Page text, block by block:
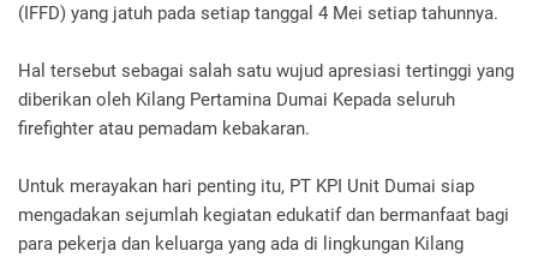
(IFFD) yang jatuh pada setiap tanggal 4 Mei setiap tahunnya.
Hal tersebut sebagai salah satu wujud apresiasi tertinggi yang
diberikan oleh Kilang Pertamina Dumai Kepada seluruh
firefighter atau pemadam kebakaran.
Untuk merayakan hari penting itu, PT KPI Unit Dumai siap
mengadakan sejumlah kegiatan edukatif dan bermanfaat bagi
para pekerja dan keluarga yang ada di lingkungan Kilang